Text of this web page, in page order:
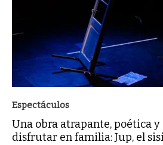
Espectáculos
Una obra atrapante, poética
disfrutar en familia: Jup, el